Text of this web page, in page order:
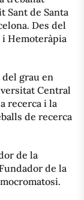
Sant de Santa
Des del
i Hemoteràpia
del grau en
Central
recerca i la
de recerca
de la
de la